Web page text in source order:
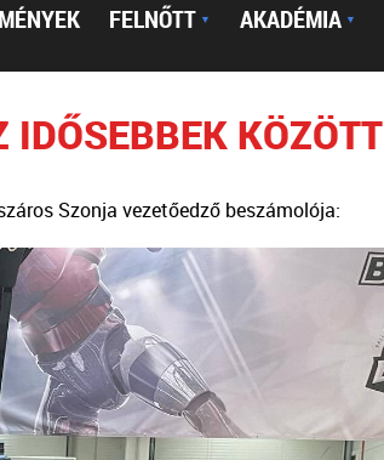
FELNŐTT ▼ AKADÉMIA ▼
KÖZÖTT
Szonja vezetőedző beszámolója: